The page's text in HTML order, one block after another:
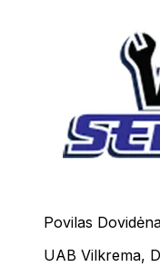
Povilas
UAB Vilkrema,